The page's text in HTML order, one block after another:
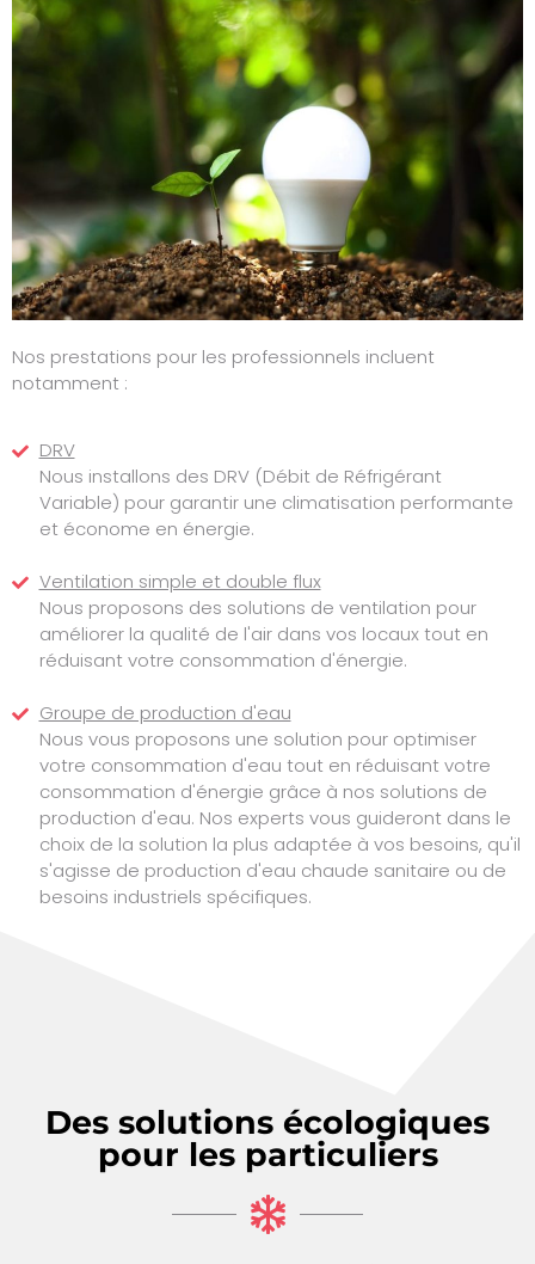
Nos prestations pour les professionnels incluent
notamment :
DRV
Nous installons des DRV (Débit de Réfrigérant
Variable) pour garantir une climatisation performante
et économe en énergie.
Ventilation simple et double flux
Nous proposons des solutions de ventilation pour
améliorer la qualité de l'air dans vos locaux tout en
réduisant votre consommation d'énergie.
Groupe de production d'eau
Nous vous proposons une solution pour optimiser
votre consommation d'eau tout en réduisant votre
consommation d'énergie grâce à nos solutions de
production d'eau. Nos experts vous guideront dans le
choix de la solution la plus adaptée à vos besoins, qu'il
s'agisse de production d'eau chaude sanitaire ou de
besoins industriels spécifiques.
Des solutions écologiques
pour les particuliers